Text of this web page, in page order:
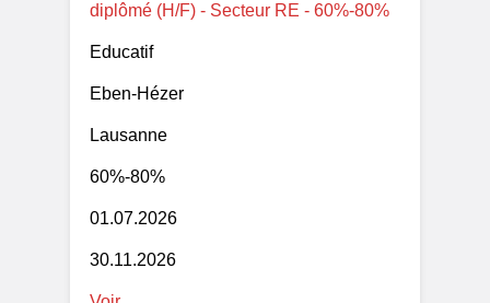
diplômé (H/F) - Secteur RE - 60%-80%
Educatif
Eben-Hézer
Lausanne
60%-80%
01.07.2026
30.11.2026